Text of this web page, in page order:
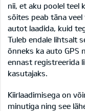
nii, et aku poolel teel
sõites peab täna
autot laadida, kuid
Tuleb endale lihtsalt
õnneks ka auto GPS
ennast registreerida
kasutajaks.
Kiirlaadimisega on
minutiga ning see